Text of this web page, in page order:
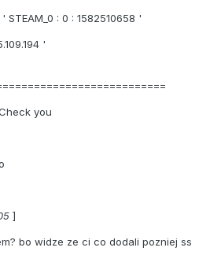
STEAM_0 : 0 : 1582510658 '
'
you
]
bo widze ze ci co dodali pozniej ss